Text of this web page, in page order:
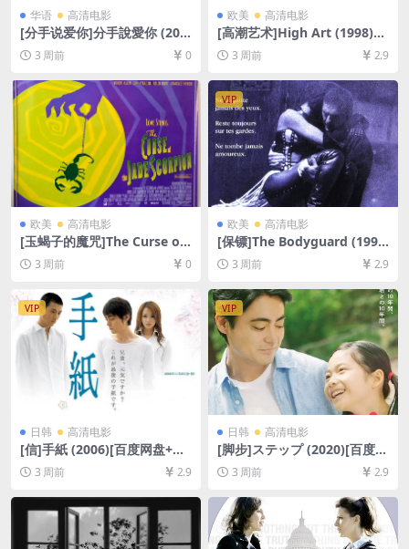
华语 高清电影
[分手说爱你]分手說愛你 (201
0)[百度网盘+夸克网盘1080P
超清未删减资源][网盘在线播
放/下载][MP4/7.7GB][中文字
幕]
3 周前 0
欧美 高清电影
[高潮艺术]High Art (1998)
[百度网盘+夸克网盘1080P超
清未删减资源][网盘在线播放/
下载][MP4/6.8GB][中英字幕]
3 周前 2.9
欧美 高清电影
[玉蝎子的魔咒]The Curse of
the Jade Scorpion (2001)[百
度网盘+夸克网盘1080P超清
载][MP4/6.8GB][中英字幕]
3 周前 0
VIP
欧美 高清电影
[保镖]The Bodyguard (199
2)[百度网盘+夸克网盘1080P
超清未删减资源][网盘在线播
幕]
3 周前 2.9
VIP
日韩 高清电影
[信]手紙 (2006)[百度网盘+夸
克网盘1080P超清未删减资源]
[网盘在线播放/下载][MP4/8.
2GB][中文字幕]
3 周前 2.9
VIP
日韩 高清电影
[脚步]ステップ (2020)[百度网
盘+夸克网盘1080P超清未删
减资源][网盘在线播放/下载]
[MP4/8GB][中文字幕]
3 周前 2.9